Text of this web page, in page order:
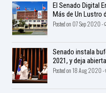
El Senado Digital
Más de Un Lustro
Posted on 07 Sep 2020 -
Senado instala
2021, y deja
Posted on 18 Aug 2020 -